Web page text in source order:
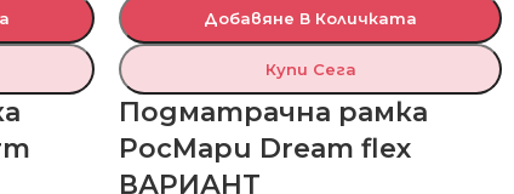
Добавяне В Количката
Купи Сега
Подматрачна рамка
РосМари Dream flex
ВАРИАНТ